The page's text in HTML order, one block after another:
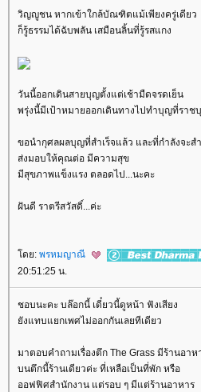
วิญญูชน หากเข้าใกล้บัณฑิตแม้เพียงครู่เดียว
ก็รู้ธรรมได้ฉับพลัน เสมือนลิ้นที่รู้รสแกง
วันนี้ออกเดินสายบุญตั้งแต่เช้ามืดจรดเย็น
พรุ่งนี้มีเป้าหมายออกเดินทางไปทำบุญที่ราช
ขอนำกุศลผลบุญที่สำเร็จแล้ว และที่กำลังจะสำ
ส่งมอบให้คุณต่อ มีความสุข
มีสุขภาพแข็งแรง ตลอดไป...นะคะ
ฝันดี ราตรีสวัสดิ์...ค่ะ
ดย: พรหมญาณี
20:51:25 น.
ชอบนะคะ บล๊อกนี้ เดี๋ยวนี้ดูหน้า ฟังเสียง
ังแทบแยกเพศไม่ออกกันเลยทีเดียว
มาตอบคำถามเรื่องตึก The Grass มีร้านอาห
บนตึกนี้ร้านเดียวค่ะ ที่เหลือเป็นที่พัก หรือ
ออฟฟิศสำนักงาน แต่รอบ ๆ มีแต่ร้านอาหาร